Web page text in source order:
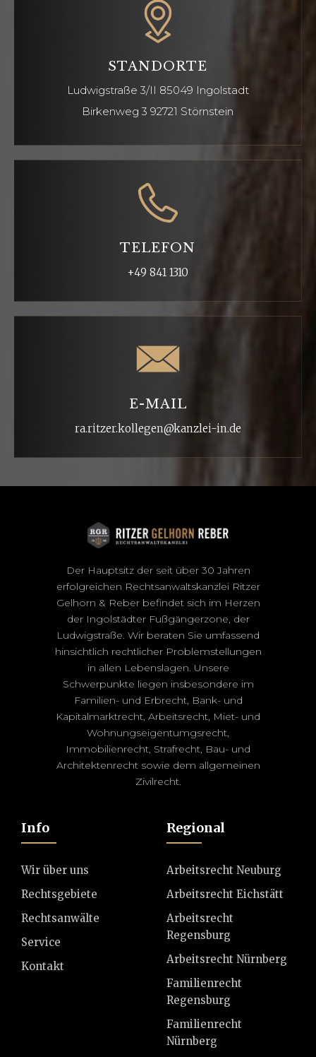
STANDORTE
Ludwigstraße 3/II 85049 Ingolstadt
Birkenweg 3 92721 Störnstein
TELEFON
+49 841 1310
E-MAIL
ra.ritzer.kollegen@kanzlei-in.de
Der Hauptsitz der seit über 30 Jahren
erfolgreichen Rechtsanwaltskanzlei Ritzer
Gelhorn & Reber befindet sich im Herzen
der Ingolstädter Fußgängerzone, der
Ludwigstraße. Wir beraten Sie umfassend
hinsichtlich rechtlicher Problemstellungen
in allen Lebenslagen. Unsere
Schwerpunkte liegen insbesondere im
Familien- und Erbrecht, Bank- und
Kapitalmarktrecht, Arbeitsrecht, Miet- und
Wohnungseigentumgsrecht,
Immobilienrecht, Strafrecht, Bau- und
Architektenrecht sowie dem allgemeinen
Zivilrecht.
Info
Wir über uns
Rechtsgebiete
Rechtsanwälte
Service
Kontakt
Regional
Arbeitsrecht Neuburg
Arbeitsrecht Eichstätt
Arbeitsrecht
Regensburg
Arbeitsrecht Nürnberg
Familienrecht
Regensburg
Familienrecht
Nürnberg